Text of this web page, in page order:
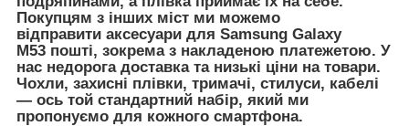
Покупцям з інших міст ми можемо
відправити аксесуари для Samsung Galaxy
M53 пошті, зокрема з накладеною платежетою. У
нас недорога доставка та низькі ціни на товари.
Чохли, захисні плівки, тримачі, стилуси, кабелі
— ось той стандартний набір, який ми
пропонуємо для кожного смартфона.